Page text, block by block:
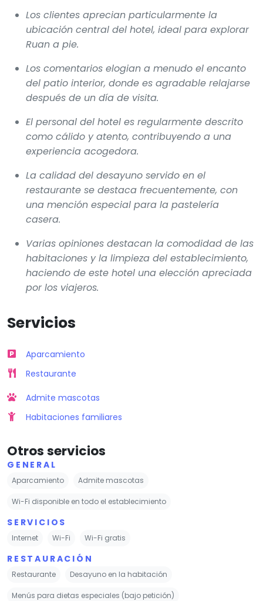
Los clientes aprecian particularmente la
ubicación central del hotel, ideal para explorar
Ruan a pie.
Los comentarios elogian a menudo el encanto
del patio interior, donde es agradable relajarse
después de un día de visita.
El personal del hotel es regularmente descrito
como cálido y atento, contribuyendo a una
experiencia acogedora.
La calidad del desayuno servido en el
restaurante se destaca frecuentemente, con
una mención especial para la pastelería
casera.
Varias opiniones destacan la comodidad de las
habitaciones y la limpieza del establecimiento,
haciendo de este hotel una elección apreciada
por los viajeros.
Servicios
Aparcamiento
Restaurante
Admite mascotas
Habitaciones familiares
Otros servicios
GENERAL
Aparcamiento Admite mascotas
Wi-Fi disponible en todo el establecimiento
SERVICIOS
Internet Wi-Fi Wi-Fi gratis
RESTAURACIÓN
Restaurante Desayuno en la habitación
Menús para dietas especiales (bajo petición)